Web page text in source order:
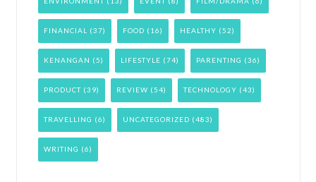
FINANCIAL (37) FOOD (16) HEALTHY (52)
KENANGAN (5) LIFESTYLE (74) PARENTING (36)
PRODUCT(39) REVIEW (54) TECHNOLOGY (43)
TRAVELLING (6) UNCATEGORIZED (483)
WRITING (6)